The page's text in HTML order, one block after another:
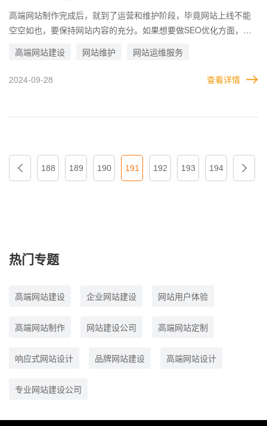
高端网站制作完成后，就到了运营和维护阶段，毕竟网站上线不能
空空如也，要保持网站内容的充分。如果想要做SEO优化方面，对
量更是关键。 很多企业不明所以，在更新文章时陷入了误区，认为
文章不重要，极力隐藏甚至完全不展示。或者更新的文章非常简
好处。网站本身就是内容构成的，要想脱离文章做运营，是非常不
高端网站建设 网站维护 网站运维服务
2024-09-28 查看详情
188 189 190 191 192 193 194
热门专题
高端网站建设 企业网站建设 网站用户体验
高端网站制作 网站建设公司 高端网站定制
响应式网站设计 品牌网站建设 高端网站设计
专业网站建设公司